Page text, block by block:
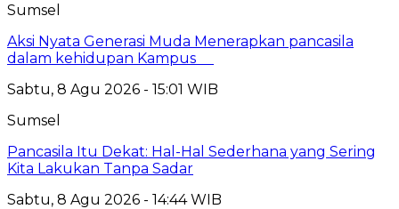
Sumsel
Aksi Nyata Generasi Muda Menerapkan pancasila
dalam kehidupan Kampus
Sabtu, 8 Agu 2026 - 15:01 WIB
Sumsel
Pancasila Itu Dekat: Hal-Hal Sederhana yang Sering
Kita Lakukan Tanpa Sadar
Sabtu, 8 Agu 2026 - 14:44 WIB